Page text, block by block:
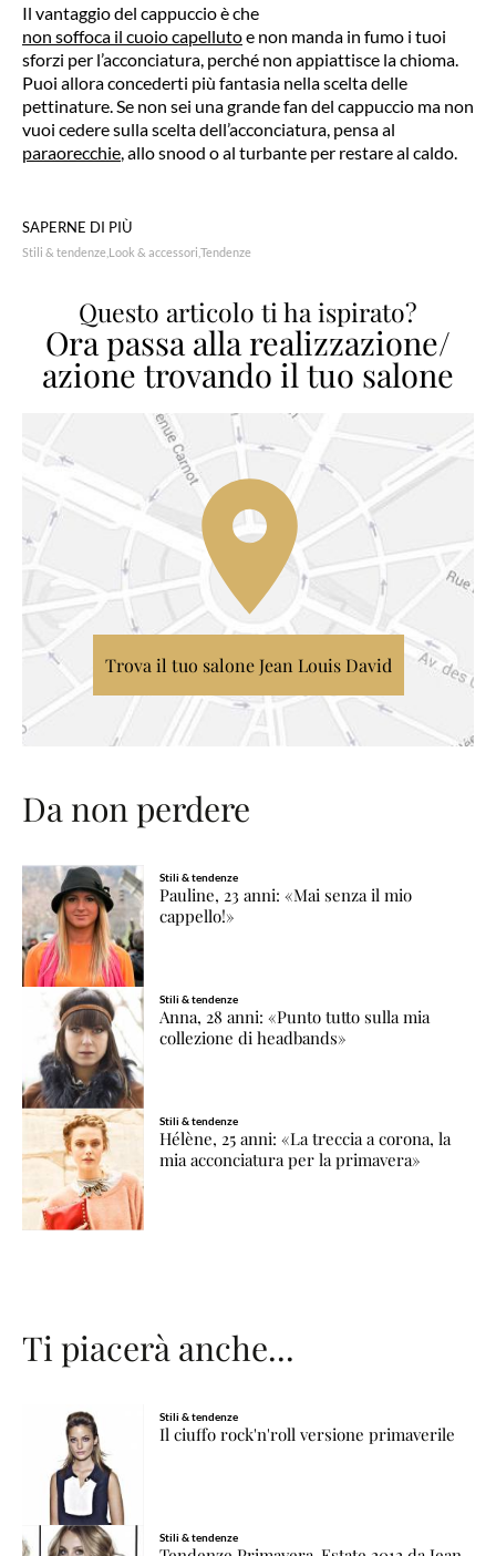
Il vantaggio del cappuccio è che
non soffoca il cuoio capellutoe non manda in fumo i tuoi
sforzi per l’acconciatura, perché non appiattisce la chioma.
Puoi allora concederti più fantasia nella scelta delle
pettinature. Se non sei una grande fan del cappuccio ma non
vuoi cedere sulla scelta dell’acconciatura, pensa al
paraorecchie, allo snood o al turbante per restare al caldo.
SAPERNE DI PIÙ
Stili & tendenze Look & accessori Tendenze
Questo articolo ti ha ispirato?
Ora passa alla realizzazione/
azione trovando il tuo salone
Trova il tuo salone Jean Louis David
Da non perdere
Stili & tendenze
Pauline, 23 anni: «Mai senza il mio
cappello!»
Stili & tendenze
Anna, 28 anni: «Punto tutto sulla mia
collezione di headbands»
Stili & tendenze
Hélène, 25 anni: «La treccia a corona, la
mia acconciatura per la primavera»
Ti piacerà anche...
Stili & tendenze
Il ciuffo rock'n'roll versione primaverile
Stili & tendenze